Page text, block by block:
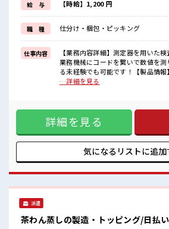
≪ラクラク制服アリ≫
制服があるので、
毎日の服装の悩み解消♪
≪未経験の方も大カンゲイ≫
新しいことにチャレンジするのは不安だけど
しっかり働く環境が整っています！
イチからスキルUP・ステップUP目指してい
■職場の雰囲気
アットホームな環境☆
ピタっと定時退社！
残業は基本ナシ♪
給 与 【時給】1,200 円
職 種 仕分け・梱包・ピッキング
仕事内容
【業務内容詳細】測定器を用いた
業務機械にコードを繋いで数値を
る未経験でも可能です！【製品情報】電子部
ほぼ定時で帰れる≫ 時間をしっかり
すよ！ ≪土日祝休のお仕事≫ 家族
ト満喫！ ≪ラクラク制服アリ≫ 制服
の悩み解消♪ ≪未経験の方も大カン
レンジするのは不安だけど、 しっ
す！ イチからスキルUP・ステップ
☆ ピタっと定時退社！ 残業は基本
…詳細を見る
詳細を見る
気になるリストに追加
派遣
茶わん蒸しの製造・トッピング/日払